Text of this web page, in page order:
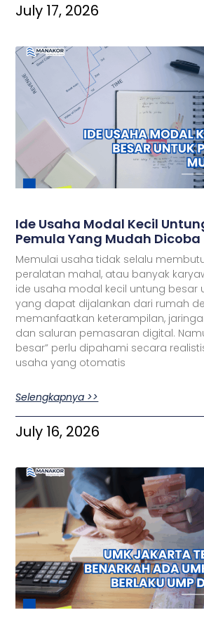
July 17, 2026
Ide Usaha Modal Kecil
Pemula Yang Mudah Dicoba
Memulai usaha tidak selalu
peralatan mahal, atau banyak
ide usaha modal kecil untung besar
yang dapat dijalankan dari rumah
memanfaatkan keterampilan,
dan saluran pemasaran digital.
besar” perlu dipahami secara
usaha yang otomatis
Selengkapnya >>
July 16, 2026